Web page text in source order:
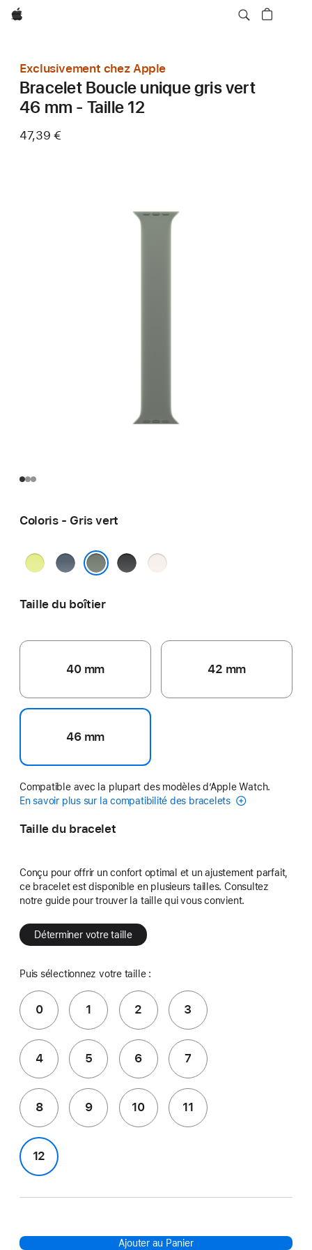
Apple
Exclusivement chez Apple
Bracelet Boucle unique gris vert
46 mm - Taille 12
47,39 €
Coloris - Gris vert
JauneBleu
maritime
Noir
Rose
Taille du boîtier
40 mm 42 mm
46 mm
Compatible avec la plupart des modèles d’Apple Watch.
En savoir plus sur la compatibilité des bracelets
Taille du bracelet
Conçu pour offrir un confort optimal et un ajustement parfait,
ce bracelet est disponible en plusieurs tailles. Consultez
notre guide pour trouver la taille qui vous convient.
Déterminer votre taille
Puis sélectionnez votre taille :
0 1 2 3
4 5 6 7
8 9 10 11
12
Ajouter au Panier